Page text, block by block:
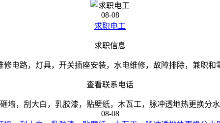
08-08
求职电工
求职信息
修电路，灯具，开关插座安装，水电维修，故障排除，兼职和
查看联系电话
08-08